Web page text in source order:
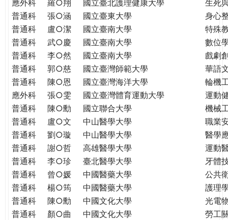
WORLD
TOMORROW
PUTTING
YOU
ON
THE
PATH
GLOBAL
CITIZENSHIP
應外科
羅○翔 國立臺北護理健康大學
生死
普通科
張○涵 國立臺東大學
身心
普通科
盧○潔 國立臺南大學
特殊
普通科
武○慶 國立臺南大學
數位
普通科
李○然 國立臺南大學
戲劇
普通科
郭○慈 國立臺灣師範大學
華語
普通科
陳○恩 國立臺灣海洋大學
輪機
應外科
張○雯 國立臺灣體育運動大學
運動
普通科
陳○勳 國立聯合大學
機械
普通科
盧○文 中山醫學大學
職業
普通科
劉○璇 中山醫學大學
醫學
普通科
謝○哲 高雄醫學大學
運動
普通科
李○珍 臺北醫學大學
牙體
普通科
曾○媛 中國醫藥大學
公共
普通科
楊○筠 中國醫藥大學
護理
普通科
陳○勳 中國文化大學
光電
普通科
顏○曲 中國文化大學
勞工